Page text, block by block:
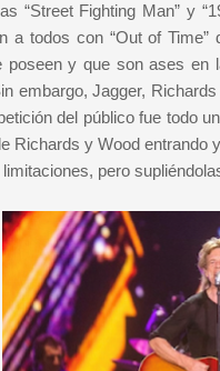
“Street Fighting Man” y
a todos con “Out of
y que son ases en
embargo, Jagger,
del público fue todo
Richards y Wood
pero